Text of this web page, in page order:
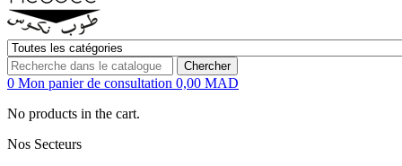
Chercher
0 Mon panier de consultation 0,00 MAD
No products in the cart.
Nos Secteurs